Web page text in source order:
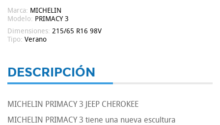
Marca: MICHELIN
Modelo: PRIMACY 3
Dimensiones: 215/65 R16 98V
Tipo: Verano
DESCRIPCIÓN
MICHELIN PRIMACY 3 JEEP CHEROKEE
MICHELIN PRIMACY 3 tiene una nueva escultura